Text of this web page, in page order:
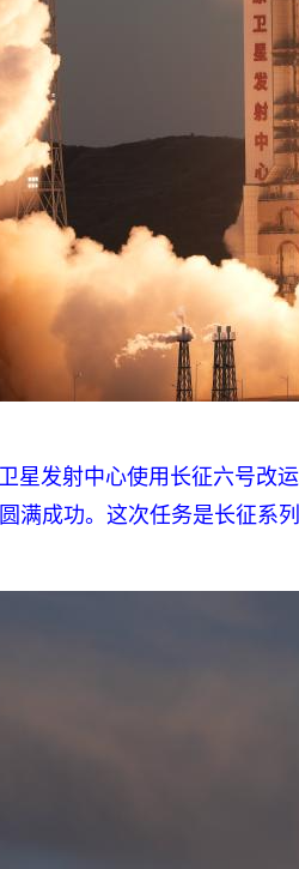
星发射中心使用长征六号改
圆满成功。这次任务是长征系